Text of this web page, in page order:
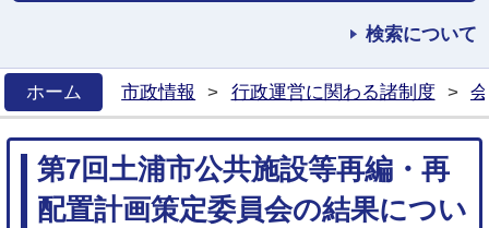
検索について
ホーム
市政情報 > 行政運営に関わる諸制度 >
第7回土浦市公共施設等再編・再
配置計画策定委員会の結果につい